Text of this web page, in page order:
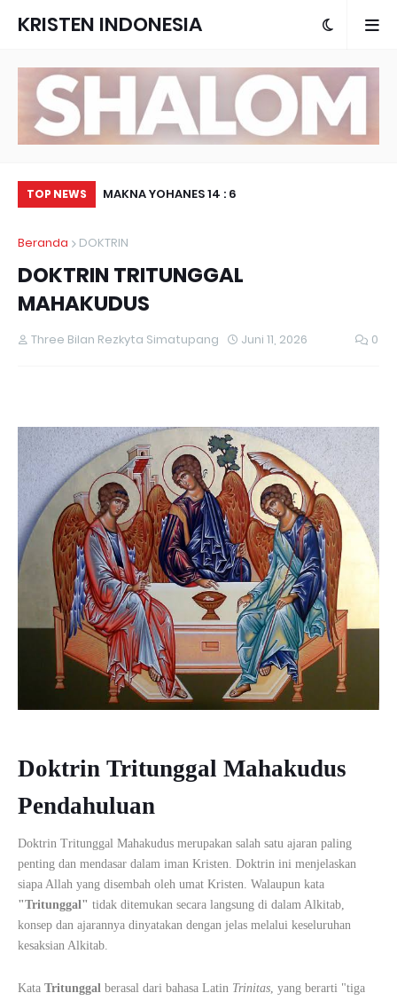
KRISTEN INDONESIA
TOP NEWS
KEKUDUSAN MAKNA YOHANES 14 : 6
Beranda
DOKTRIN
DOKTRIN TRITUNGGAL
MAHAKUDUS
Three Bilan Rezkyta Simatupang Juni 11, 2026 0
Doktrin Tritunggal Mahakudus
Pendahuluan
Doktrin Tritunggal Mahakudus merupakan salah satu ajaran paling
penting dan mendasar dalam iman Kristen. Doktrin ini menjelaskan
siapa Allah yang disembah oleh umat Kristen. Walaupun kata
"Tritunggal" tidak ditemukan secara langsung di dalam Alkitab,
konsep dan ajarannya dinyatakan dengan jelas melalui keseluruhan
kesaksian Alkitab.
Kata Tritunggal berasal dari bahasa Latin Trinitas, yang berarti "tiga